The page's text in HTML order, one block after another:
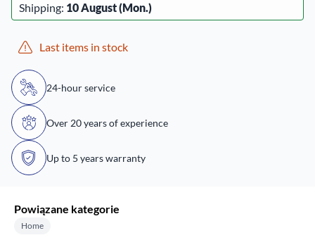
Shipping: 10 August (Mon.)
Last items in stock
24-hour service
Over 20 years of experience
Up to 5 years warranty
Powiązane kategorie
Home